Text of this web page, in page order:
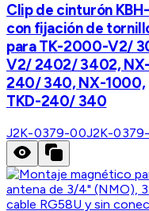
Clip de cinturón
con fijación de
para TK-2000-V2/
V2/ 2402/ 3402, NX-
240/ 340, NX-1000,
TKD-240/ 340
J2K-0379-00J2K-